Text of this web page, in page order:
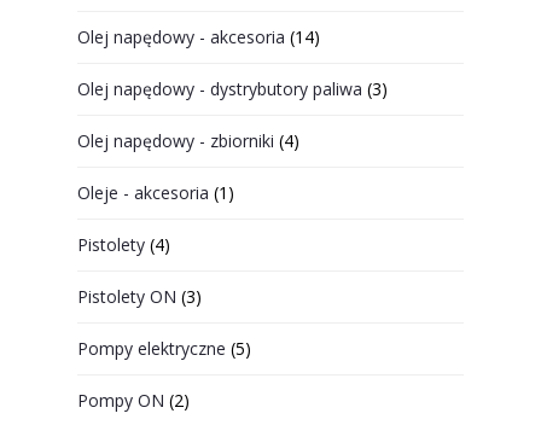
Olej napędowy - akcesoria (14)
Olej napędowy - dystrybutory paliwa (3)
Olej napędowy - zbiorniki (4)
Oleje - akcesoria (1)
Pistolety (4)
Pistolety ON (3)
Pompy elektryczne (5)
Pompy ON (2)